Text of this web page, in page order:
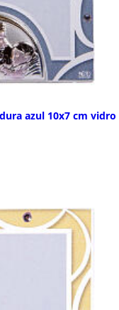
azul 10x7 cm vidro